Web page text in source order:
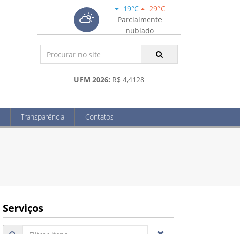
19°C
29°C
Parcialmente
nublado
UFM 2026: R$ 4,4128
Transparência Contatos
Serviços